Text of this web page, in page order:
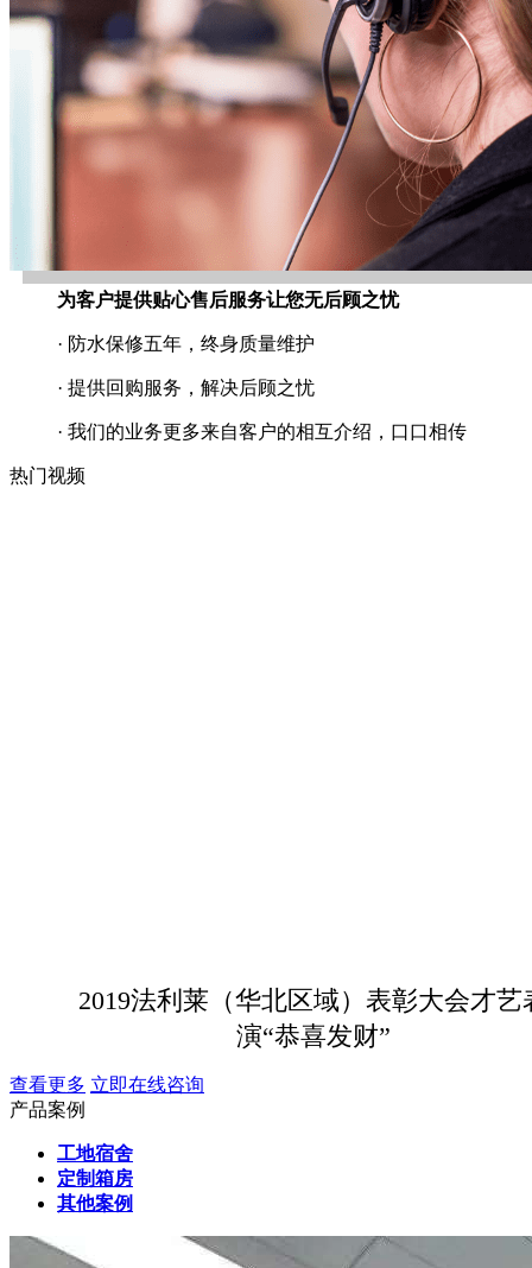
为客户提供贴心售后服务让您无后顾之忧
· 防水保修五年，终身质量维护
· 提供回购服务，解决后顾之忧
· 我们的业务更多来自客户的相互介绍，口口相传
热门视频
2019法利莱（华北区域）表彰大会才艺
演“恭喜发财”
查看更多 立即在线咨询
产品案例
工地宿舍
定制箱房
其他案例